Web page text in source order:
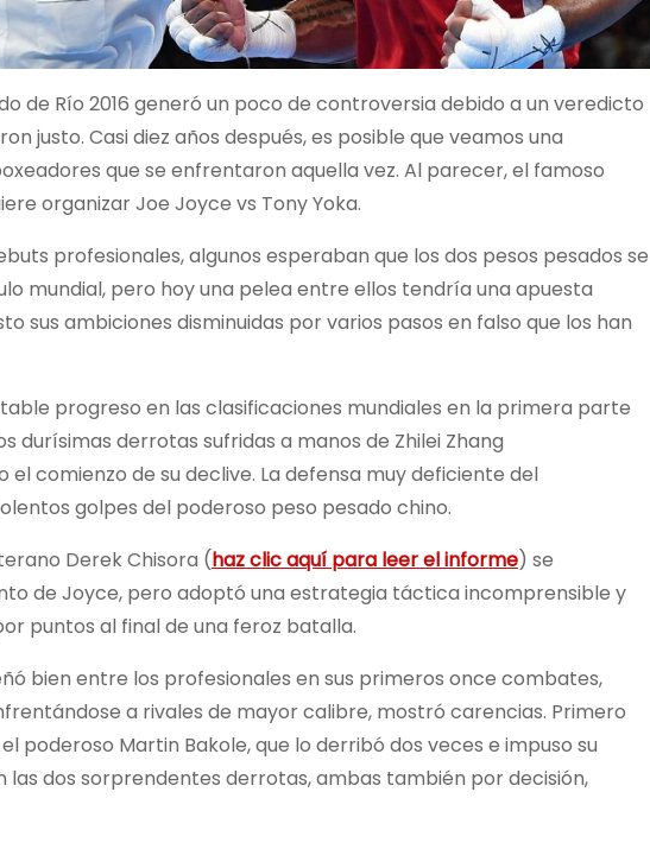
de Río 2016 generó un poco de controversia debido a un veredicto
justo. Casi diez años después, es posible que veamos una
que se enfrentaron aquella vez. Al parecer, el famoso
organizar Joe Joyce vs Tony Yoka.
profesionales, algunos esperaban que los dos pesos pesados se
mundial, pero hoy una pelea entre ellos tendría una apuesta
sus ambiciones disminuidas por varios pasos en falso que los han
progreso en las clasificaciones mundiales en la primera parte
durísimas derrotas sufridas a manos de Zhilei Zhang
comienzo de su declive. La defensa muy deficiente del
golpes del poderoso peso pesado chino.
Derek Chisora (haz clic aquí para leer el informe) se
de Joyce, pero adoptó una estrategia táctica incomprensible y
puntos al final de una feroz batalla.
bien entre los profesionales en sus primeros once combates,
a rivales de mayor calibre, mostró carencias. Primero
poderoso Martin Bakole, que lo derribó dos veces e impuso su
las dos sorprendentes derrotas, ambas también por decisión,